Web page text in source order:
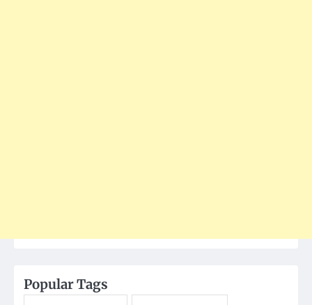
Popular Tags